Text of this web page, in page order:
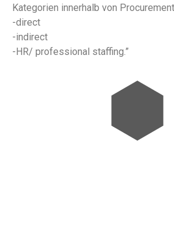
Kategorien innerhalb von
-direct
-indirect
-HR/ professional staffing.”